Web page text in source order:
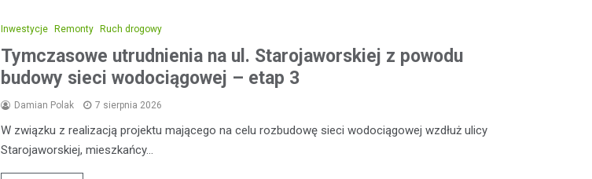
Inwestycje Remonty Ruch drogowy
Tymczasowe utrudnienia na ul. Starojaworskiej z powodu
budowy sieci wodociągowej – etap 3
Damian Polak 7 sierpnia 2026
W związku z realizacją projektu mającego na celu rozbudowę sieci wodociągowej wzdłuż ulicy
Starojaworskiej, mieszkańcy…